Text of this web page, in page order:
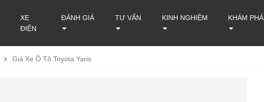
XE
ĐIỆN
ĐÁNH GIÁ TƯ VẤN KINH NGHIỆM KHÁM PHÁ
Giá Xe Ô Tô Toyota Yaris